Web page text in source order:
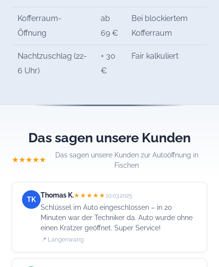
Kofferraum-
Öffnung
ab
69 €
Bei blockiertem
Kofferraum
Nachtzuschlag (22-
6 Uhr)
+ 30
€
Fair kalkuliert
Das sagen unsere Kunden
★★★★★
Das sagen unsere Kunden zur Autoöffnung in
Fischen
TK
Thomas K.★★★★★10.03.2025
Schlüssel im Auto eingeschlossen – in 20
Minuten war der Techniker da. Auto wurde ohne
einen Kratzer geöffnet. Super Service!
📍 Langenwang